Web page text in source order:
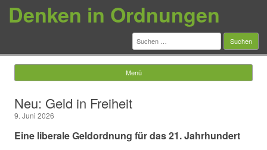
Denken in Ordnungen
Suchen
nach:
Menü
Neu: Geld in Freiheit
9. Juni 2026
Eine liberale Geldordnung für das 21. Jahrhundert